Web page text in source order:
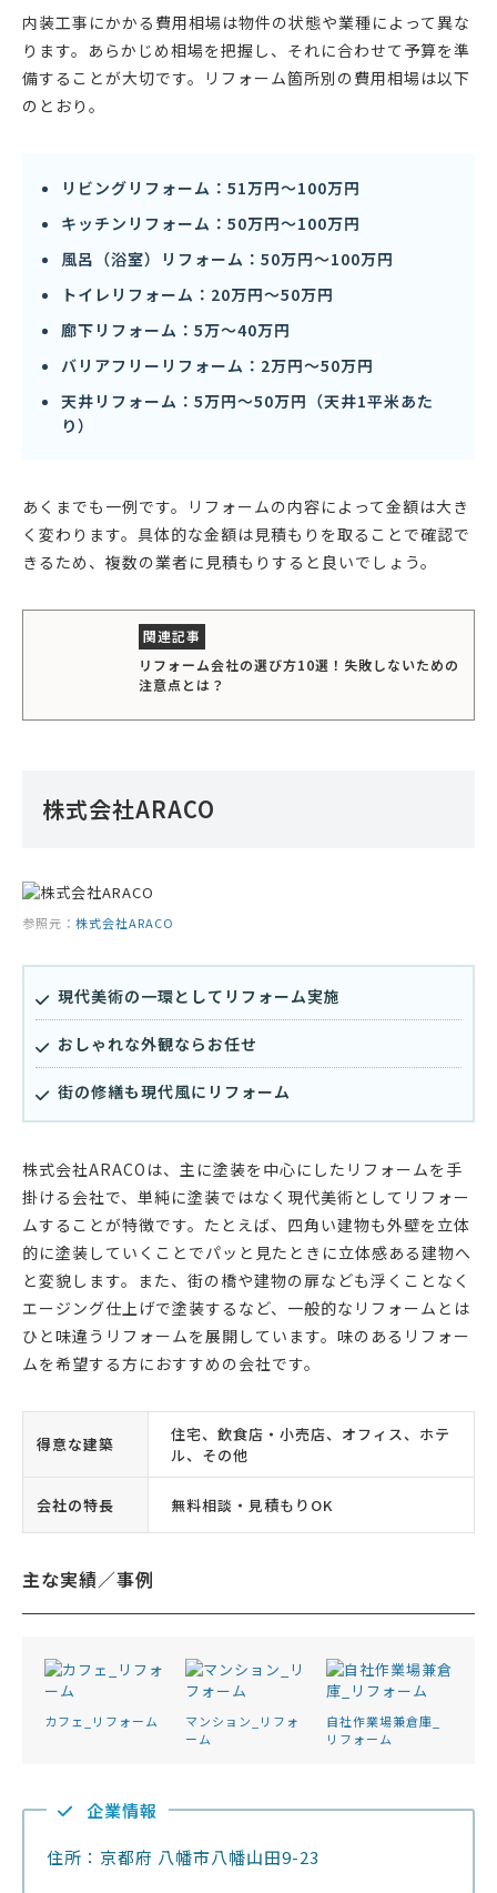
内装工事にかかる費用相場は物件の状態や業種によって異な
ります。あらかじめ相場を把握し、それに合わせて予算を準
備することが大切です。リフォーム箇所別の費用相場は以下
のとおり。
リビングリフォーム：51万円〜100万円
キッチンリフォーム：50万円〜100万円
風呂（浴室）リフォーム：50万円〜100万円
トイレリフォーム：20万円〜50万円
廊下リフォーム：5万〜40万円
バリアフリーリフォーム：2万円〜50万円
天井リフォーム：5万円〜50万円（天井1平米あた
り）
あくまでも一例です。リフォームの内容によって金額は大き
く変わります。具体的な金額は見積もりを取ることで確認で
きるため、複数の業者に見積もりすると良いでしょう。
リフォーム会社の選び方10選！失敗しないための
注意点とは？
株式会社ARACO
参照元： 株式会社ARACO
現代美術の一環としてリフォーム実施
おしゃれな外観ならお任せ
街の修繕も現代風にリフォーム
株式会社ARACOは、主に塗装を中心にしたリフォームを手
掛ける会社で、単純に塗装ではなく現代美術としてリフォー
ムすることが特徴です。たとえば、四角い建物も外壁を立体
的に塗装していくことでパッと見たときに立体感ある建物へ
と変貌します。また、街の橋や建物の扉なども浮くことなく
エージング仕上げで塗装するなど、一般的なリフォームとは
ひと味違うリフォームを展開しています。味のあるリフォー
ムを希望する方におすすめの会社です。
得意な建築
住宅、飲食店・小売店、オフィス、ホテ
ル、その他
会社の特長 無料相談・見積もりOK
主な実績／事例
カフェ_リフォーム
マンション_リフォ
ーム
自社作業場兼倉庫_
リフォーム
企業情報
住所：京都府 八幡市八幡山田9-23